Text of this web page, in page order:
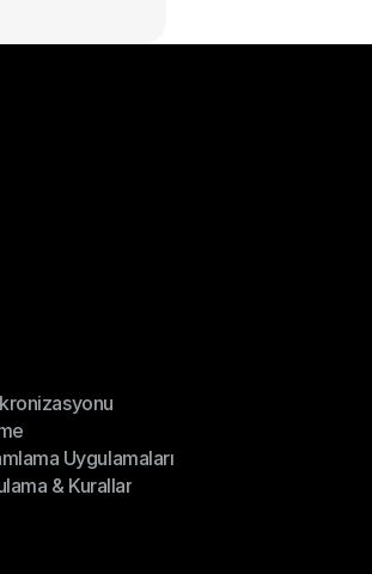
Uygulamaları
Uygulamaları
& Kurallar